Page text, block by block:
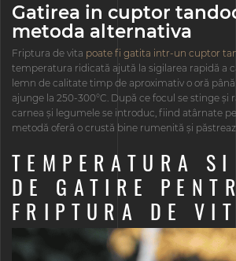
Gatirea in cuptor
metoda alternativa
Friptura de vita poate fi gatita intr-un cuptor
temperatura ridicată ajută la sigilarea rapidă a
lemn de calitate timp de aproximativ o oră
ajunge la 250-300°C. După ce focul se stinge și
carnea și legumele se introduc, fiind atârnate
metodă oferă o crustă bine rumenită și
TEMPERATURA
DE GATIRE
FRIPTURA DE